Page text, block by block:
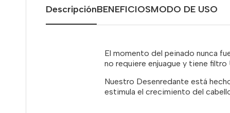
DescripciónBENEFICIOSMODO DE USO
El momento del peinado nunca
no requiere enjuague y tiene filtro
Nuestro Desenredante está
estimula el crecimiento del